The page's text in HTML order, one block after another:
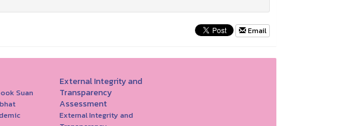
Email
Suan
External Integrity and
Transparency
Assessment
External Integrity and